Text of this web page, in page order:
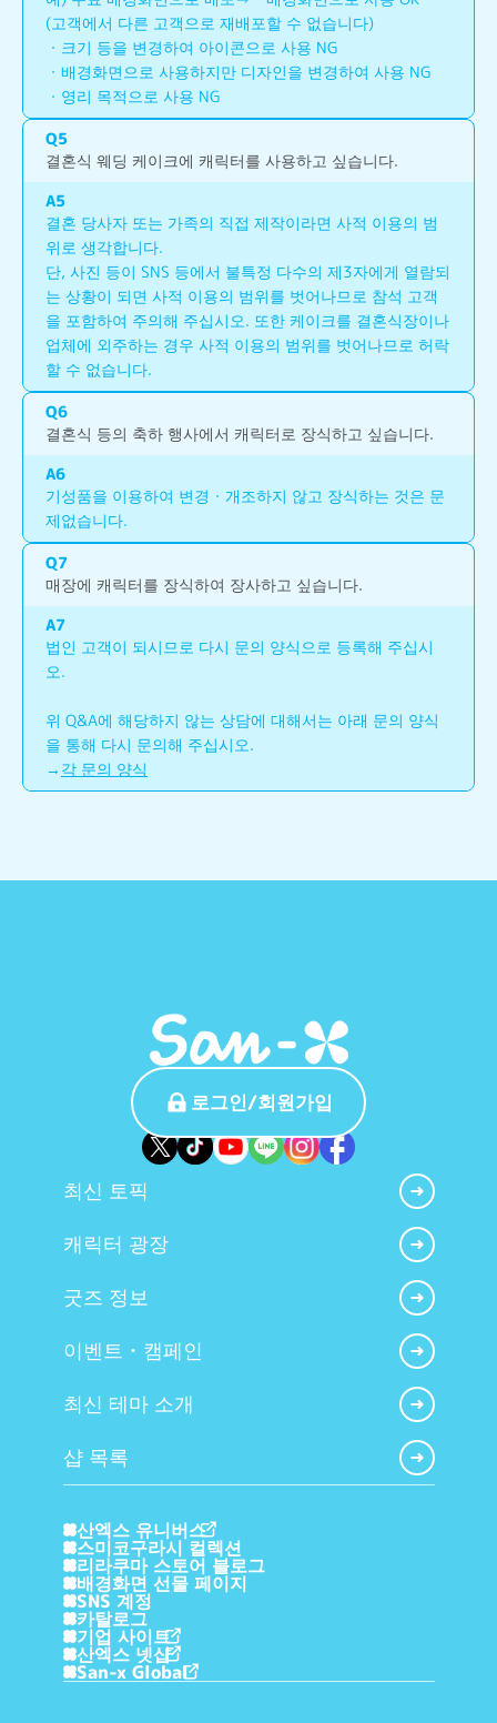
(고객에서 다른 고객으로 재배포할 수 없습니다)
・크기 등을 변경하여 아이콘으로 사용 NG
・배경화면으로 사용하지만 디자인을 변경하여 사용 NG
・영리 목적으로 사용 NG
Q5
결혼식 웨딩 케이크에 캐릭터를 사용하고 싶습니다.
A5
결혼 당사자 또는 가족의 직접 제작이라면 사적 이용의 범
위로 생각합니다.
단, 사진 등이 SNS 등에서 불특정 다수의 제3자에게 열람되
는 상황이 되면 사적 이용의 범위를 벗어나므로 참석 고객
을 포함하여 주의해 주십시오. 또한 케이크를 결혼식장이나
업체에 외주하는 경우 사적 이용의 범위를 벗어나므로 허락
할 수 없습니다.
Q6
결혼식 등의 축하 행사에서 캐릭터로 장식하고 싶습니다.
A6
기성품을 이용하여 변경・개조하지 않고 장식하는 것은 문
제없습니다.
Q7
매장에 캐릭터를 장식하여 장사하고 싶습니다.
A7
법인 고객이 되시므로 다시 문의 양식으로 등록해 주십시
오.
위 Q&A에 해당하지 않는 상담에 대해서는 아래 문의 양식
을 통해 다시 문의해 주십시오.
→ 각 문의 양식
로그인/회원가입
최신 토픽
캐릭터 광장
굿즈 정보
이벤트・캠페인
최신 테마 소개
샵 목록
산엑스 유니버스
스미코구라시 컬렉션
리라쿠마 스토어 블로그
배경화면 선물 페이지
SNS 계정
카탈로그
기업 사이트
산엑스 넷샵
San-x Global